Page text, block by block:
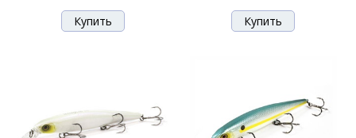
1 190 ₽